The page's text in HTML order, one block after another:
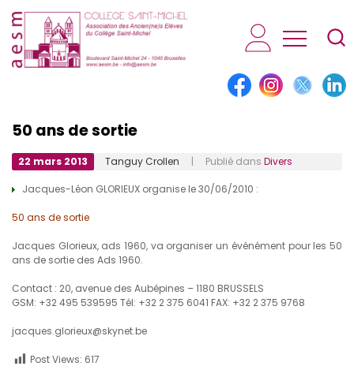
AESM...
50 ans de sortie
22 mars 2013 Tanguy Crollen | Publié dans Divers
Jacques-Léon GLORIEUX organise le 30/06/2010 :
50 ans de sortie
Jacques Glorieux, ads 1960, va organiser un événément pour les 50
ans de sortie des Ads 1960.
Contact : 20, avenue des Aubépines – 1180 BRUSSELS
GSM: +32 495 539595 Tél: +32 2 375 6041 FAX: +32 2 375 9768
jacques.glorieux@skynet.be
Post Views: 617